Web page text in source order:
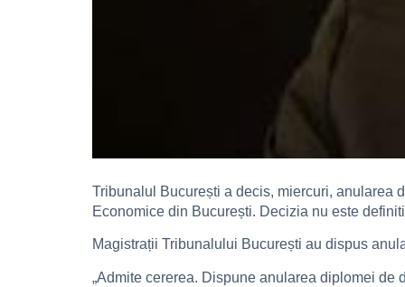
Tribunalul București a decis, miercuri, anularea
Economice din București. Decizia nu este
Magistrații Tribunalului București au dispus
„Admite cererea. Dispune anularea diplomei de